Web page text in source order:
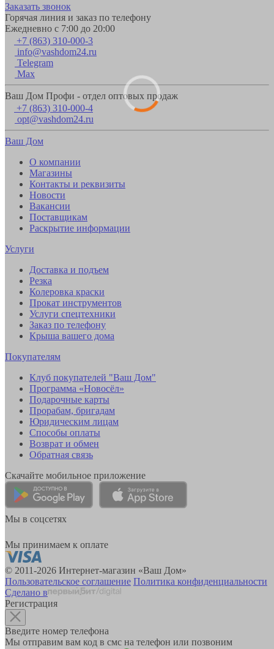
Заказать звонок
Горячая линия и заказ по телефону
Ежедневно с 7:00 до 20:00
+7 (863) 310-000-3
info@vashdom24.ru
Telegram
Max
Ваш Дом Профи - отдел оптовых продаж
+7 (863) 310-000-4
opt@vashdom24.ru
Ваш Дом
О компании
Магазины
Контакты и реквизиты
Новости
Вакансии
Поставщикам
Раскрытие информации
Услуги
Доставка и подъем
Резка
Колеровка краски
Прокат инструментов
Услуги спецтехники
Заказ по телефону
Крыша вашего дома
Покупателям
Клуб покупателей "Ваш Дом"
Программа «Новосёл»
Подарочные карты
Прорабам, бригадам
Юридическим лицам
Способы оплаты
Возврат и обмен
Обратная связь
Скачайте мобильное приложение
Мы в соцсетях
Мы принимаем к оплате
© 2011-2026 Интернет-магазин «Ваш Дом»
Пользовательское соглашение Политика конфиденциальности
Сделано в
Регистрация
Введите номер телефона
Мы отправим вам код в смс на телефон или позвоним